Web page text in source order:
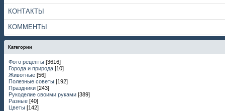
КОНТАКТЫ
КОММЕНТЫ
Категории
Фото рецепты [3616]
Города и природа [10]
Животные [56]
Полезные советы [192]
Праздники [243]
Рукоделие своими руками [389]
Разные [40]
Цветы [142]